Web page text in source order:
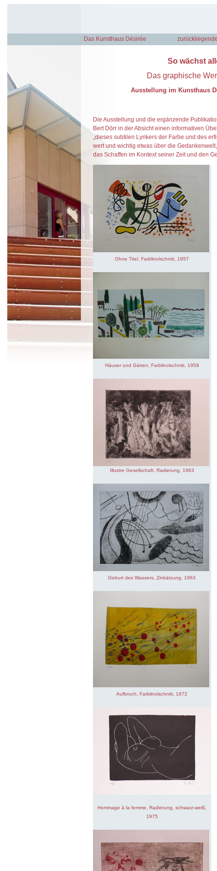
Das Kunsthaus Désirée
So wächst
Das graphische
Ausstellung im Kunsthaus
Die Ausstellung und die ergänzende
Bert Dörr in der Absicht einen informativen
„dieses subtilen Lyrikers der Farbe und des
wert und wichtig etwas über die
das Schaffen im Kontext seiner Zeit und den
Ohne Titel, Farblinolschnitt, 1957
Häuser und Gärten, Farblinolschnitt, 1959
Illustre Gesellschaft, Radierung, 1963
Geburt des Wassers, Zinkätzung, 1963
Aufbruch, Farblinolschnitt, 1972
Hommage à la femme, Radierung, schwarz-weiß,
1975